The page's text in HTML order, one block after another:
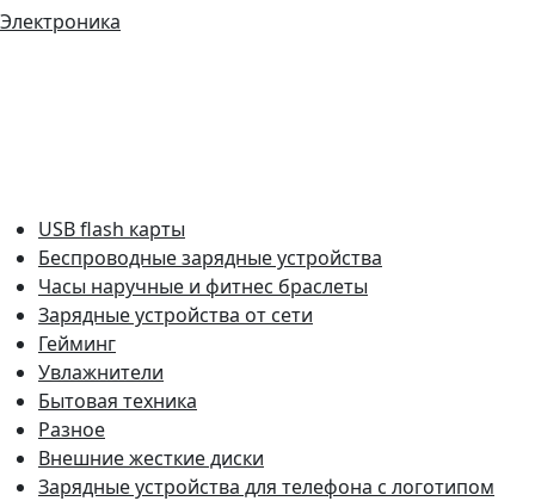
Электроника
USB flash карты
Беспроводные зарядные устройства
Часы наручные и фитнес браслеты
Зарядные устройства от сети
Гейминг
Увлажнители
Бытовая техника
Разное
Внешние жесткие диски
Зарядные устройства для телефона с логотипом